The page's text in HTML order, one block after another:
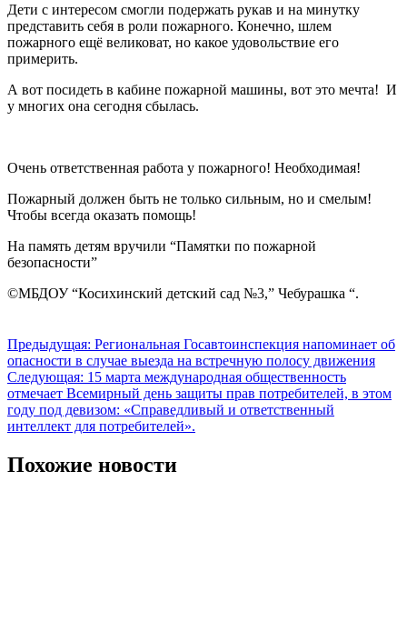
Дети с интересом смогли подержать рукав и на минутку
представить себя в роли пожарного. Конечно, шлем
пожарного ещё великоват, но какое удовольствие его
примерить.
А вот посидеть в кабине пожарной машины, вот это мечта! И
у многих она сегодня сбылась.
Очень ответственная работа у пожарного! Необходимая!
Пожарный должен быть не только сильным, но и смелым!
Чтобы всегда оказать помощь!
На память детям вручили “Памятки по пожарной
безопасности”
©МБДОУ “Косихинский детский сад №3,” Чебурашка “.
Навигация
по
записям
Предыдущая: Региональная Госавтоинспекция напоминает об
опасности в случае выезда на встречную полосу движения
Следующая: 15 марта международная общественность
отмечает Всемирный день защиты прав потребителей, в этом
году под девизом: «Справедливый и ответственный
интеллект для потребителей».
Похожие новости